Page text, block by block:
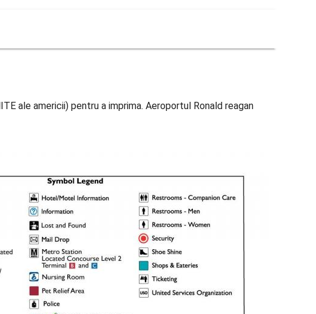
ale americii) pentru a imprima. Aeroportul Ronald reagan